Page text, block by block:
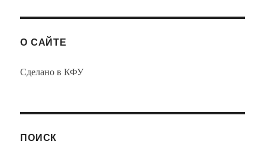
О САЙТЕ
Сделано в КФУ
ПОИСК